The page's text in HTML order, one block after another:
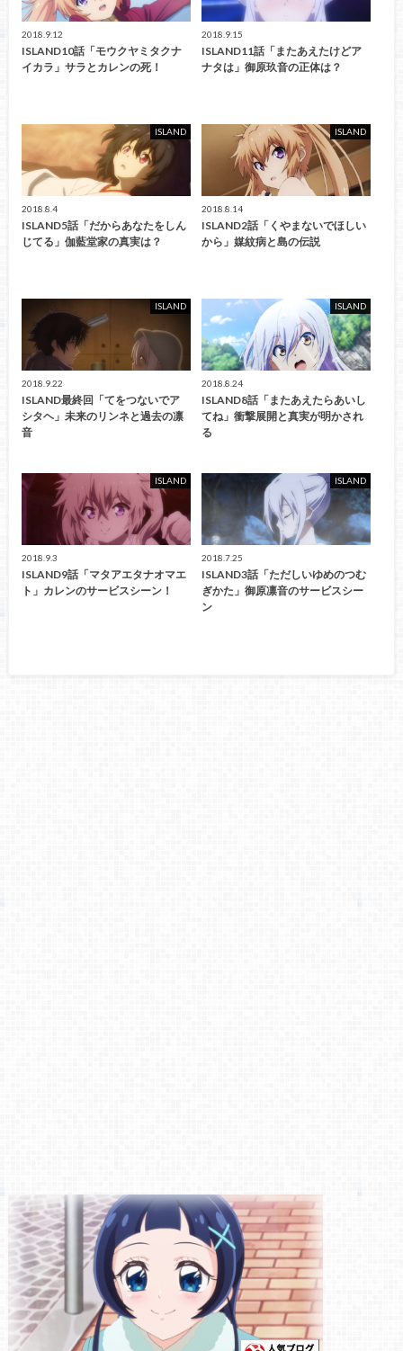
2018.9.12
ISLAND10話「モウクヤミタクナ
イカラ」サラとカレンの死！
2018.9.15
ISLAND11話「またあえたけどア
ナタは」御原玖音の正体は？
ISLAND
2018.8.4
ISLAND5話「だからあなたをしん
じてる」伽藍堂家の真実は？
ISLAND
2018.8.14
ISLAND2話「くやまないでほしい
から」媒紋病と島の伝説
ISLAND
2018.9.22
ISLAND最終回「てをつないでア
シタヘ」未来のリンネと過去の凛
音
ISLAND
2018.8.24
ISLAND8話「またあえたらあいし
てね」衝撃展開と真実が明かされ
る
ISLAND
2018.9.3
ISLAND9話「マタアエタナオマエ
ト」カレンのサービスシーン！
ISLAND
2018.7.25
ISLAND3話「ただしいゆめのつむ
ぎかた」御原凛音のサービスシー
ン